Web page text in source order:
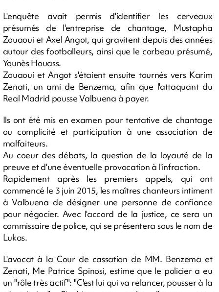
L'enquête avait permis d'identifier les cerveaux
présumés de l'entreprise de chantage, Mustapha
Zouaoui et Axel Angot, qui gravitent depuis des années
autour des footballeurs, ainsi que le corbeau présumé,
Younès Houass.
Zouaoui et Angot s'étaient ensuite tournés vers Karim
Zenati, un ami de Benzema, afin que l'attaquant du
Real Madrid pousse Valbuena à payer.
Ils ont été mis en examen pour tentative de chantage
ou complicité et participation à une association de
malfaiteurs.
Au coeur des débats, la question de la loyauté de la
preuve et d'une éventuelle provocation à l'infraction.
Rapidement après les premiers appels, qui ont
commencé le 3 juin 2015, les maîtres chanteurs intiment
à Valbuena de désigner une personne de confiance
pour négocier. Avec l'accord de la justice, ce sera un
commissaire de police, qui se présentera sous le nom de
Lukas.
L'avocat à la Cour de cassation de MM. Benzema et
Zenati, Me Patrice Spinosi, estime que le policier a eu
un "rôle très actif": "C'est lui qui va relancer, pousser à la